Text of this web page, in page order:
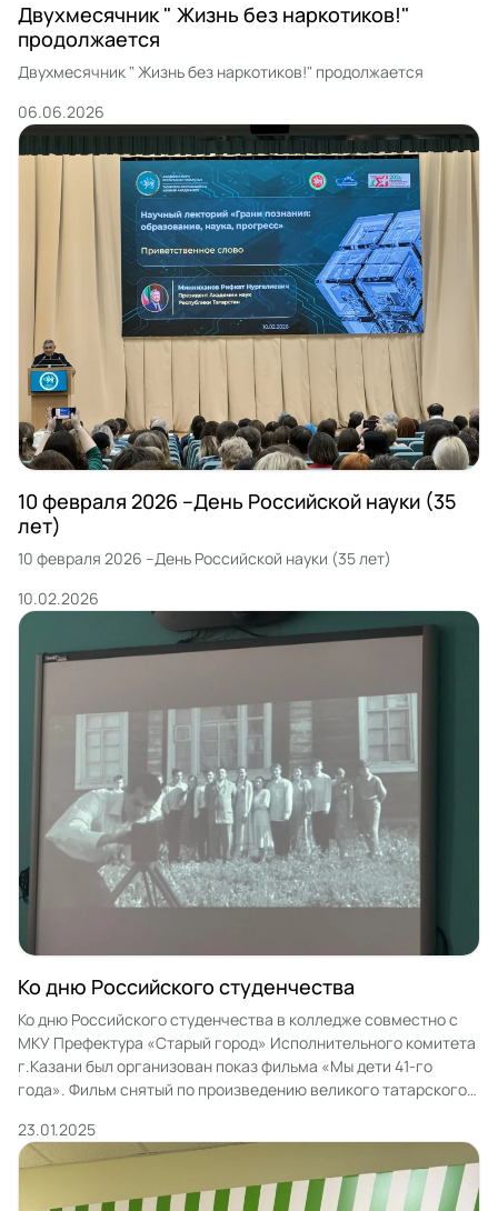
Двухмесячник " Жизнь без наркотиков!"
продолжается
Двухмесячник " Жизнь без наркотиков!" продолжается
06.06.2026
10 февраля 2026 –День Российской науки (35
лет)
10 февраля 2026 –День Российской науки (35 лет)
10.02.2026
Ко дню Российского студенчества
Ко дню Российского студенчества в колледже совместно с
МКУ Префектура «Старый город» Исполнительного комитета
г.Казани был организован показ фильма «Мы дети 41-го
года». Фильм снятый по произведению великого татарского
фильм просмотрели «на одном дыхании». Тяжелый жизненный
путь, голод, трудности через которых пришлось пройти
студентам училища военных лет […]
23.01.2025